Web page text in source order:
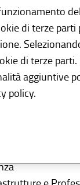
n. 3635 del 20
di terze
di terze
aggiuntive
policy.